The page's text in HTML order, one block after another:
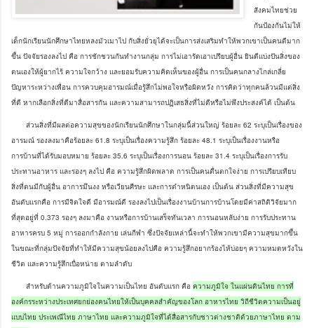
สังคมไทยช่วย
กันป้องกันไม่ให้
เด็กนักเรียนนักศึกษาไทยหลงมัวเมาไป กับสิ่งยั่วยุได้จะเป็นการส่งเสริมทำให้พวกเขาเป็นคนดีมาก
ขึ้น ปัจจัยรองลงไป คือ การชักชวนกันทำงานกลุ่ม การไม่เอารัดเอาเปรียบผู้อื่น ยินดีแบ่งปันสิ่งของ
ตนเองให้ผู้ยากไร้ ความใจกว้าง และยอมรับความคิดเห็นของผู้อื่น การเป็นคนกลางไกล่เกลี่ย
ปัญหาระหว่างเพื่อน การควบคุมอารมณ์เมื่อรู้สึกไม่พอใจหรือผิดหวัง การคิดว่าทุกคนล้วนมีแต่สิ่ง
ที่ดี หากเลือกสิ่งที่ดีมาสื่อสารกัน และความสามารถปฏิเสธสิ่งที่ไม่ดีหรือไม่พึงประสงค์ได้ เป็นต้น
ส่วนสิ่งที่มีผลต่อความสุขของนักเรียนนักศึกษาในกลุ่มนี้ส่วนใหญ่ ร้อยละ 62 ระบุเป็นเรื่องของ
อารมณ์ รองลงมาคือร้อยละ 61.8 ระบุเป็นเรื่องความรู้สึก ร้อยละ 48.1 ระบุเป็นเรื่องงานหรือ
การบ้านที่ได้รับมอบหมาย ร้อยละ 35.6 ระบุเป็นเรื่องการนอน ร้อยละ 31.4 ระบุเป็นเรื่องการรับ
ประทานอาหาร และรองๆ ลงไป คือ ความรู้สึกผิดพลาด การเป็นคนตื่นตกใจง่าย การเปรียบเทียบ
สิ่งที่ตนมีกับผู้อื่น อาการมึนงง หรือเวียนศีรษะ และการตำหนิตนเอง เป็นต้น ส่วนสิ่งที่มีความสุข
อันดับแรกคือ การมีจิตใจดี มีอารมณ์ดี รองลงไปเป็นเรื่องงานบ้านการบ้านโดยมีค่าสถิติวิจัยมาก
ที่สุดอยู่ที่ 0.373 รองๆ ลงมาคือ งานหรือการบ้านเสร็จทันเวลา การนอนหลับง่าย การรับประทาน
อาหารครบ 5 หมู่ การออกกำลังกาย เล่นกีฬา ซึ่งปัจจัยเหล่านี้จะทำให้พวกเขามีความสุขมากขึ้น
ในขณะที่กลุ่มปัจจัยที่ทำให้มีความสุขน้อยลงไปคือ ความรู้สึกอยากร้องไห้บ่อยๆ ความหมดหวังใน
ชีวิต และความรู้สึกเบื่อหน่าย ตามลำดับ
สำหรับด้านความภูมิใจในความเป็นไทย อันดับแรก คือ ความภูมิใจ ในแผ่นดินไทย การที่
องค์กรระหว่างประเทศยกย่องคนไทยให้เป็นบุคคลสำคัญของโลก อาหารไทย วิถีชีวิตความเป็นอยู่
แบบไทย ประเพณีไทย ภาษาไทย และความภูมิใจที่ได้สื่อสารกับชาวต่างชาติด้วยภาษาไทย ตาม